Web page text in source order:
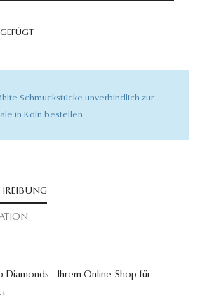
Schmuckstücke unverbindlich zur
in Köln bestellen.
Diamonds - Ihrem Online-Shop für